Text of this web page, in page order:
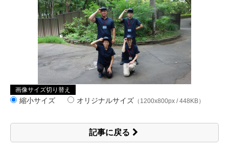
画像サイズ切り替え
縮小サイズ オリジナルサイズ （1200x800px / 448KB）
記事に戻る